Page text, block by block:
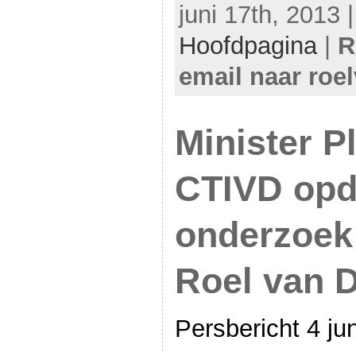
juni 17th, 2013
Hoofdpagina|
email naar
Minister
CTIVD
Roel van
Persbericht 4